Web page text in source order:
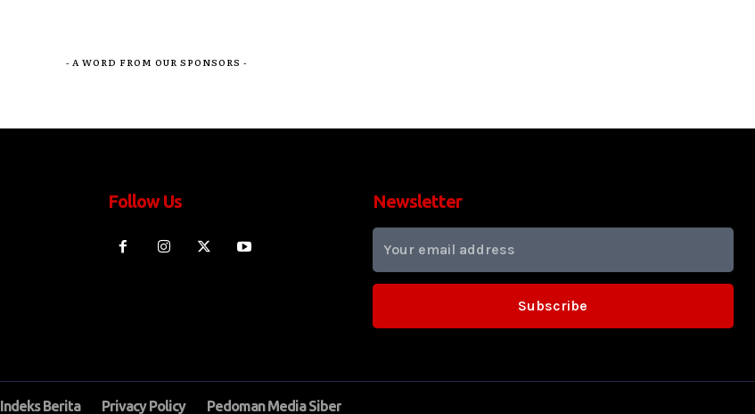
- A WORD FROM OUR SPONSORS -
Follow Us Newsletter
Subscribe
Indeks Berita Privacy Policy Pedoman Media Siber